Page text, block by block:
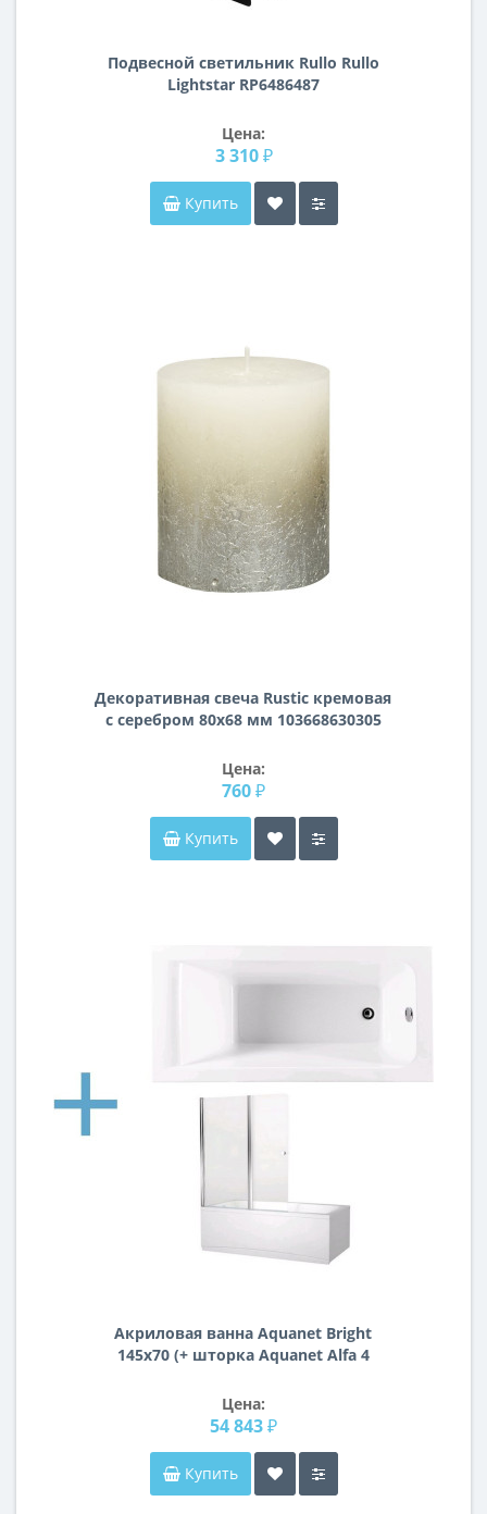
Подвесной светильник Rullo Rullo
Lightstar RP6486487
Цена:
3 310 ₽
Купить
Декоративная свеча Rustic кремовая
с серебром 80х68 мм 103668630305
Цена:
760 ₽
Купить
Акриловая ванна Aquanet Bright
145x70 (+ шторка Aquanet Alfa 4
Цена:
54 843 ₽
Купить